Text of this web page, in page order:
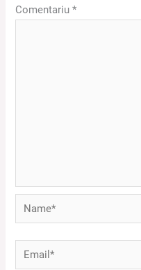
Comentariu*
Name*
Email*